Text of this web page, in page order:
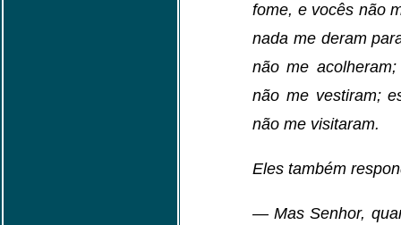
fome, e vocês não
nada me deram
não me
não me vestiram;
não me visitaram.
Eles também
— Mas Senhor,